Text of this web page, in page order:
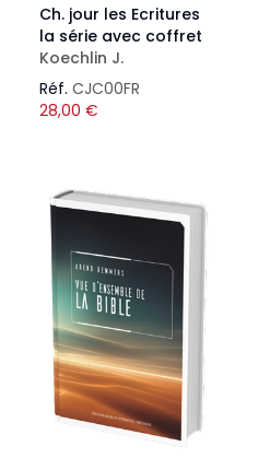
Ch. jour les Ecritures
la série avec coffret
Koechlin J.
Réf. CJC00FR
28,00 €